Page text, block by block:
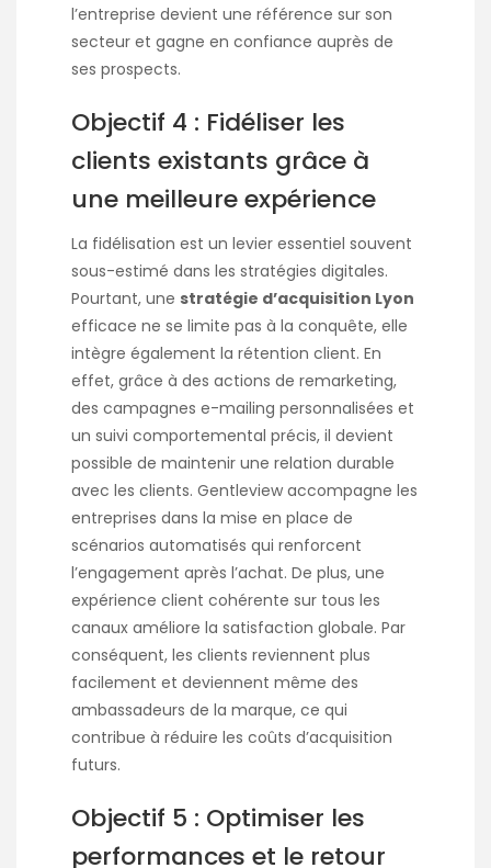
l’entreprise devient une référence sur son
secteur et gagne en confiance auprès de
ses prospects.
Objectif 4 : Fidéliser les
clients existants grâce à
une meilleure expérience
La fidélisation est un levier essentiel souvent
sous-estimé dans les stratégies digitales.
Pourtant, une stratégie d’acquisition Lyon
efficace ne se limite pas à la conquête, elle
intègre également la rétention client. En
effet, grâce à des actions de remarketing,
des campagnes e-mailing personnalisées et
un suivi comportemental précis, il devient
possible de maintenir une relation durable
avec les clients. Gentleview accompagne les
entreprises dans la mise en place de
scénarios automatisés qui renforcent
l’engagement après l’achat. De plus, une
expérience client cohérente sur tous les
canaux améliore la satisfaction globale. Par
conséquent, les clients reviennent plus
facilement et deviennent même des
ambassadeurs de la marque, ce qui
contribue à réduire les coûts d’acquisition
futurs.
Objectif 5 : Optimiser les
performances et le retour